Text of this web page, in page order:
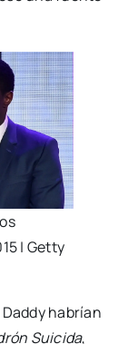
| Getty
habrían
Suicida,